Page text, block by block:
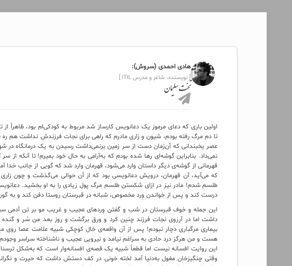
هادی احمدی (سروش):
[ نویسنده، شاعر و مدرس ITIL ]
تخت سلیمان
اولین باری که دعای مرموز یک دعانویس کارساز شد مربوط به کودکی‌ام بود، ظاهراً
تا دم مرگ رفته بودم، شیون و زاری مادرم که راهی برای نجات فرزندش نداشت هم
عصر یخبندانی که آن‌زمان دست از سر زمین برنمی‌داشت رسیدن به یک درمانگاه در
نمی‌داد. بنابراین گوشه‌ای رها شده بودم که به‌آرامی به حال خود بمیرم! تا آنکه
قهرمانی از گوشه‌ی دیگر داستان وارد می‌شود، قهرمان وارد شد که گویی از جانب خدا
که می‌آید، آن قهرمان، درویش دعانویسی بود که از آن حوالی می‌گذشت و چون
طلسم شدم! مادر نیز در ازای شکستن طلسم مرگ پول زیادی را به او بخشید.
درست کند و پس از خواندن وِرد مخصوص، شبانه در قبرستان روستا دفن کند و به گور
این جمله و خوف قبرستان در شب و گفتن وِرد‌های عجیب و غریب مو بر تن آدمی
داشت اما در آرزوی نجات فرزند چنین کرد و ورق برگشت و روز بعد من سُر و گنده
بیماری مرگباری دچار نبودم! پس از آن واقعه‌ی خال کوچکی شبیه علامت عصا
هست و من هرگز درد حادی به سراغم نیامد و نیرویی عجیب و ناشناخته سراسر وجودم
این روایت افسانه نیست اما قطعاً شبیه یک قصه‌ی افسانه‌وار است که به‌شکل
وقتی چنگیزخان مغول به‌دنیا آمد لخته خونی در کف دستش داشت که حیرت و